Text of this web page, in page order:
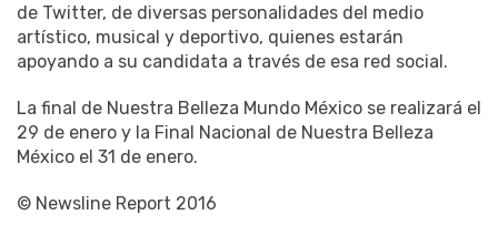
de Twitter, de diversas personalidades del medio
artístico, musical y deportivo, quienes estarán
apoyando a su candidata a través de esa red social.
La final de Nuestra Belleza Mundo México se realizará el
29 de enero y la Final Nacional de Nuestra Belleza
México el 31 de enero.
© Newsline Report 2016